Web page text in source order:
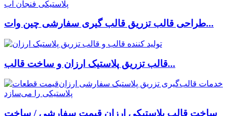
طراحی قالب تزریق قالب گیری سفارشی چین وات...
قالب تزریق پلاستیک ارزان و ساخت قالب...
ساخت قالب پلاستیکی ارزان قیمت سفارشی / ساخت